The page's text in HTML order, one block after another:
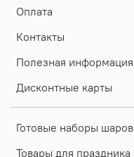
Оплата
Контакты
Полезная информация
Дисконтные карты
Готовые наборы шаров
Товары для праздника